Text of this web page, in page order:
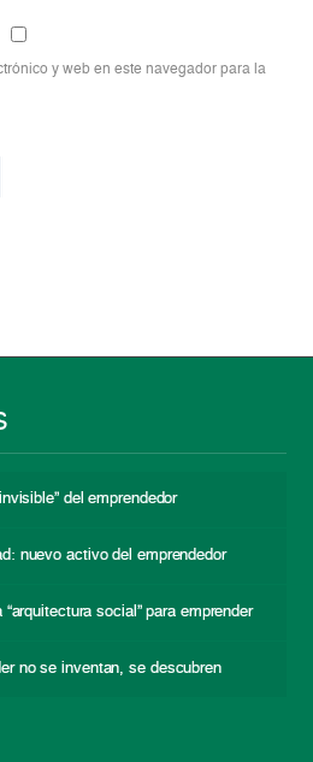
y web en este navegador para la
del emprendedor
nuevo activo del emprendedor
social” para emprender
no se inventan, se descubren